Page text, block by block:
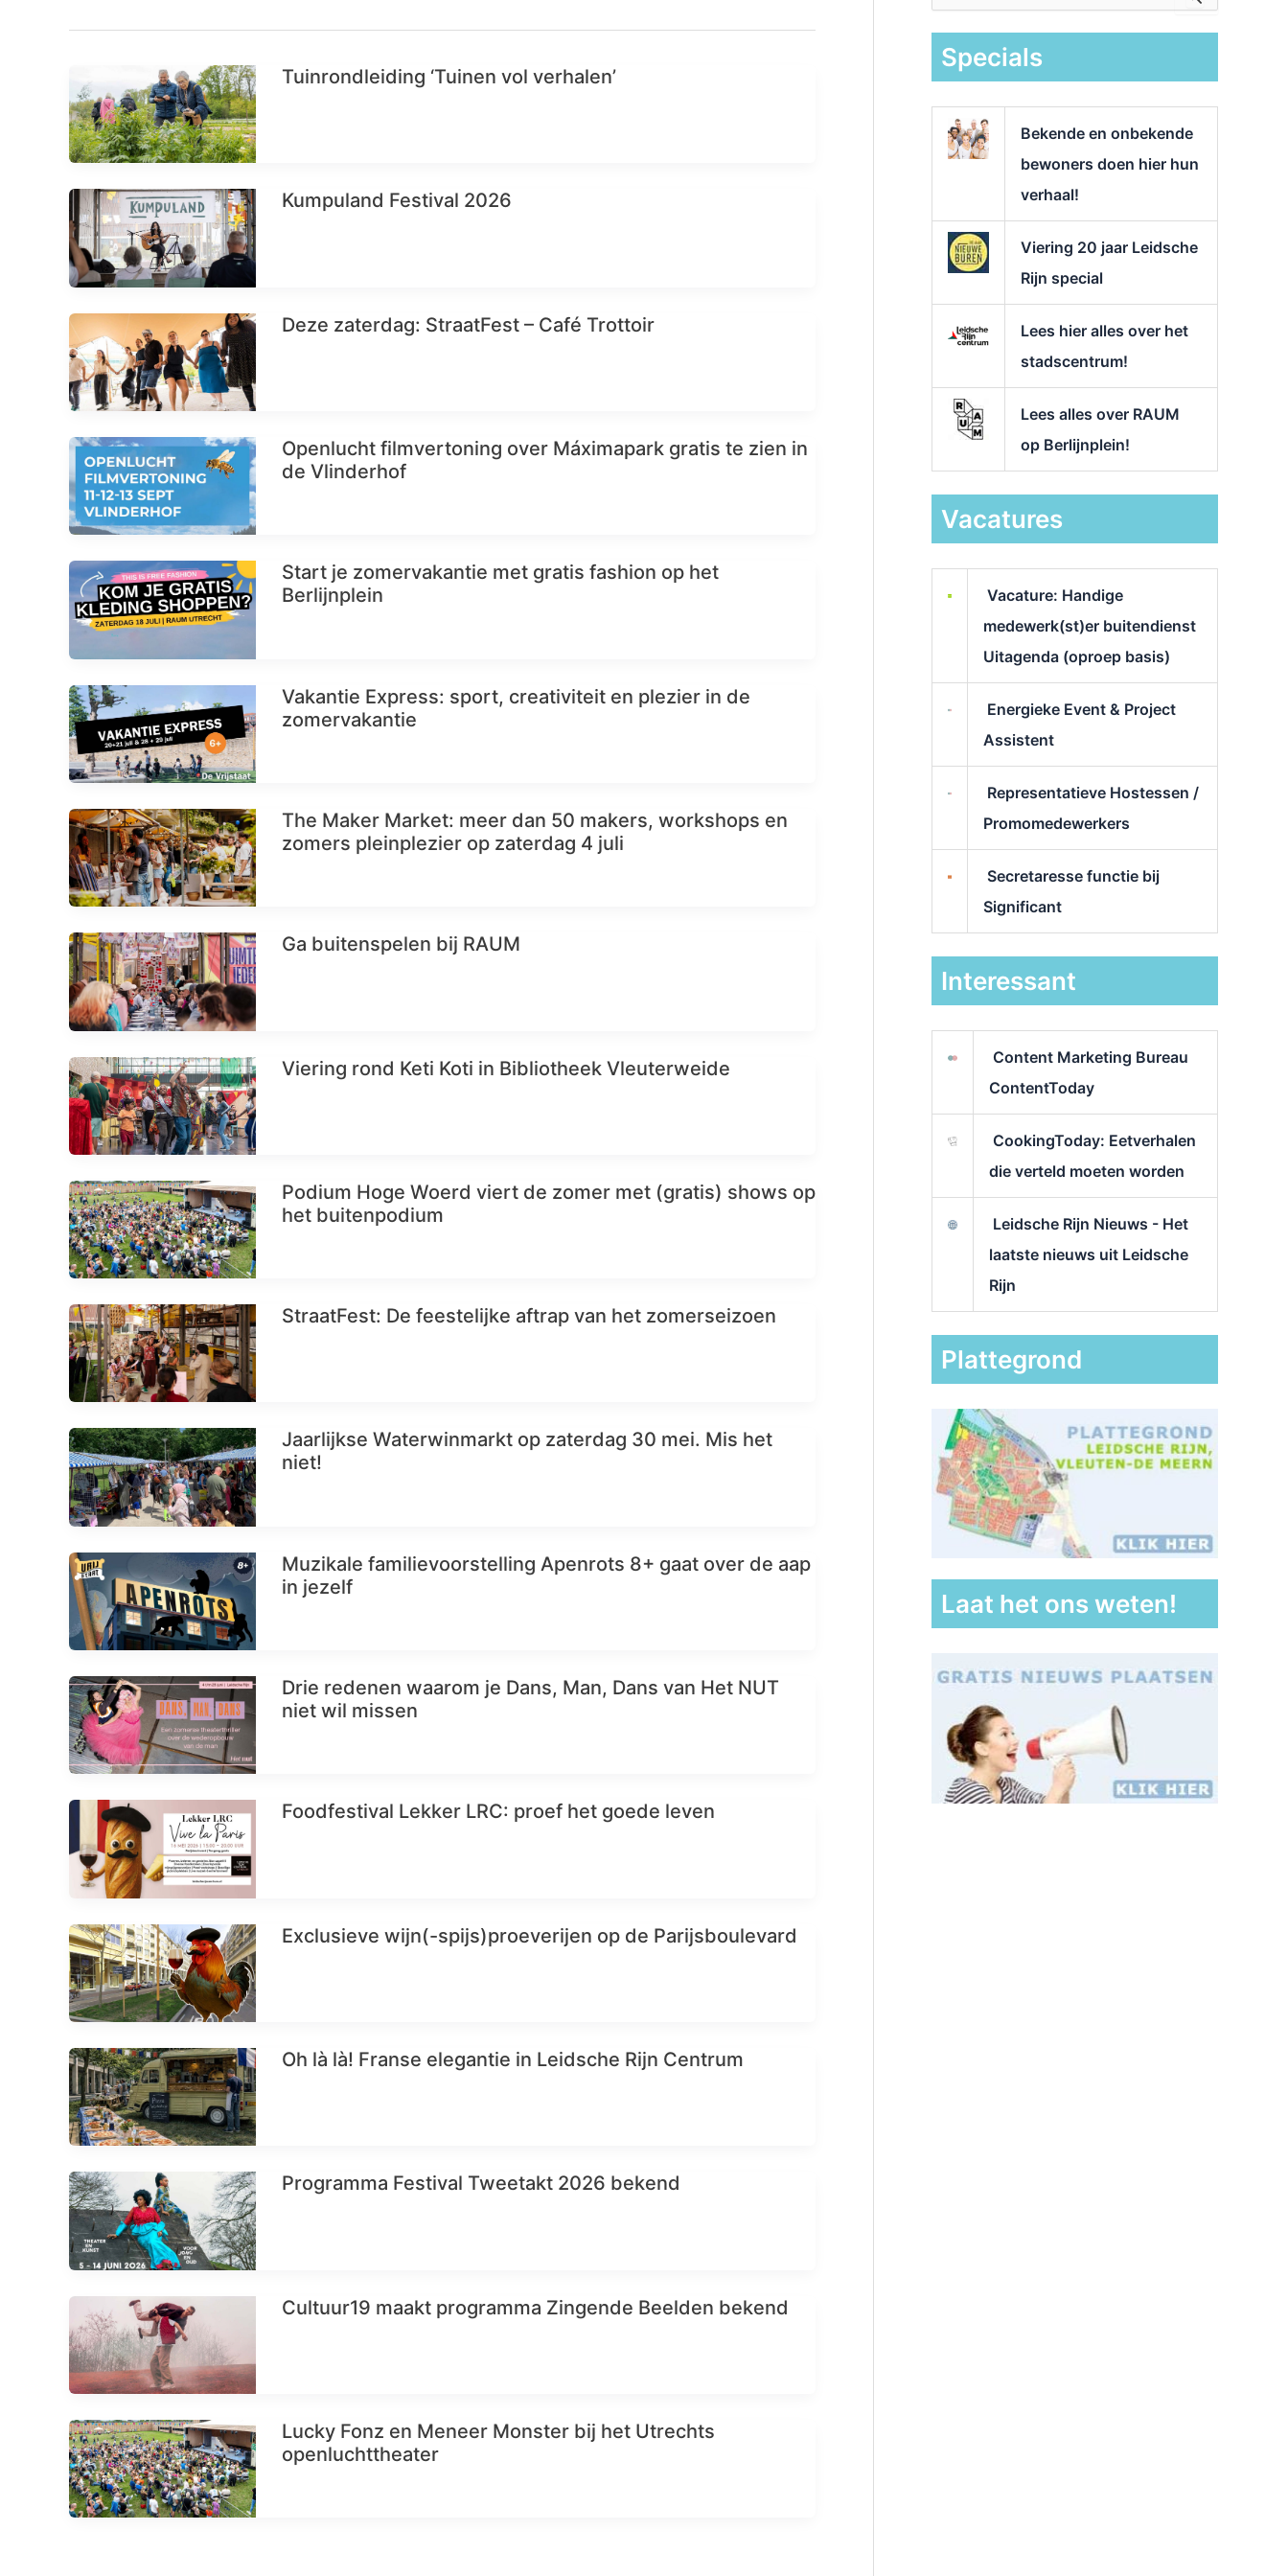
Tuinrondleiding ‘Tuinen vol verhalen’
Kumpuland Festival 2026
Deze zaterdag: StraatFest – Café Trottoir
Openlucht filmvertoning over Máximapark gratis te zien in
de Vlinderhof
Start je zomervakantie met gratis fashion op het
Berlijnplein
Vakantie Express: sport, creativiteit en plezier in de
zomervakantie
The Maker Market: meer dan 50 makers, workshops en
zomers pleinplezier op zaterdag 4 juli
Ga buitenspelen bij RAUM
Viering rond Keti Koti in Bibliotheek Vleuterweide
Podium Hoge Woerd viert de zomer met (gratis) shows op
het buitenpodium
StraatFest: De feestelijke aftrap van het zomerseizoen
Jaarlijkse Waterwinmarkt op zaterdag 30 mei. Mis het
niet!
Muzikale familievoorstelling Apenrots 8+ gaat over de aap
in jezelf
Drie redenen waarom je Dans, Man, Dans van Het NUT
niet wil missen
Foodfestival Lekker LRC: proef het goede leven
Exclusieve wijn(-spijs)proeverijen op de Parijsboulevard
Oh là là! Franse elegantie in Leidsche Rijn Centrum
Programma Festival Tweetakt 2026 bekend
Cultuur19 maakt programma Zingende Beelden bekend
Lucky Fonz en Meneer Monster bij het Utrechts
openluchttheater
k
Specials
Bekende en onbekende
bewoners doen hier hun
verhaal!
Viering 20 jaar Leidsche
Rijn special
Lees hier alles over het
stadscentrum!
Lees alles over RAUM
op Berlijnplein!
Vacatures
Vacature: Handige
medewerk(st)er buitendienst
Uitagenda (oproep basis)
Energieke Event & Project
Assistent
Representatieve Hostessen /
Promomedewerkers
Secretaresse functie bij
Significant
Interessant
Content Marketing Bureau
ContentToday
CookingToday: Eetverhalen
die verteld moeten worden
Leidsche Rijn Nieuws - Het
laatste nieuws uit Leidsche
Rijn
Plattegrond
Laat het ons weten!